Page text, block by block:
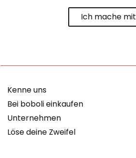
Ich mache mit
Unternehmen
Kenne uns
Bei boboli einkaufen
Löse deine Zweifel